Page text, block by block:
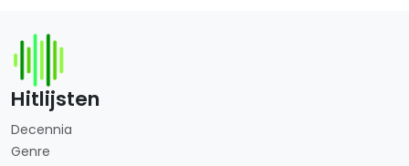
Hitlijsten
Decennia
Genre